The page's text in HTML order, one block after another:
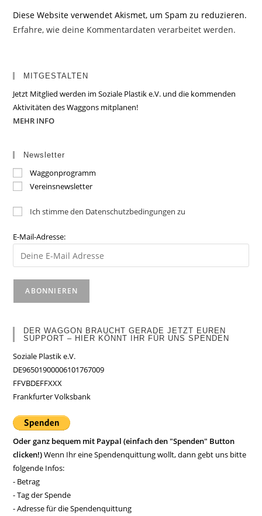
Diese Website verwendet Akismet, um Spam zu reduzieren.
Erfahre, wie deine Kommentardaten verarbeitet werden.
MITGESTALTEN
Jetzt Mitglied werden im Soziale Plastik e.V. und die kommenden
Aktivitäten des Waggons mitplanen!
MEHR INFO
Newsletter
Waggonprogramm
Vereinsnewsletter
Ich stimme den Datenschutzbedingungen zu
E-Mail-Adresse:
DER WAGGON BRAUCHT GERADE JETZT EUREN
SUPPORT – HIER KÖNNT IHR FÜR UNS SPENDEN
Soziale Plastik e.V.
DE96501900006101767009
FFVBDEFFXXX
Frankfurter Volksbank
Oder ganz bequem mit Paypal (einfach den "Spenden" Button
clicken!)Wenn Ihr eine Spendenquittung wollt, dann gebt uns bitte
folgende Infos:
- Betrag
- Tag der Spende
- Adresse für die Spendenquittung